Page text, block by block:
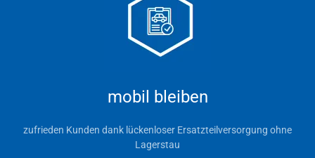
mobil bleiben
zufrieden Kunden dank lückenloser Ersatzteilversorgung ohne
Lagerstau